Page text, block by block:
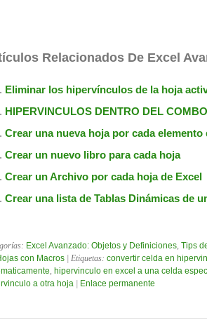
Relacionados De Excel
Eliminar los hipervínculos de la hoja
HIPERVINCULOS DENTRO DEL
Crear una nueva hoja por cada
Crear un nuevo libro para cada hoja
Crear un Archivo por cada hoja de Excel
Crear una lista de Tablas Dinámicas de
Excel Avanzado: Objetos y Definiciones, Tips
con Macros | Etiquetas: convertir celda en
, hipervinculo en excel a una celda
a otra hoja
Enlace permanente